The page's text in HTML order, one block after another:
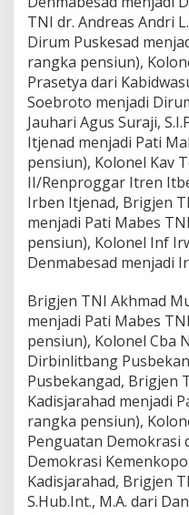
TNI dr. Andreas Andri
Dirum Puskesad
rangka pensiun),
Prasetya dari
Soebroto menjadi
Jauhari Agus Suraji,
Itjenad menjadi Pati
pensiun), Kolonel Kav
II/Renproggar Itren
Irben Itjenad, Brigjen
menjadi Pati Mabes
pensiun), Kolonel Inf
Denmabesad menjadi
Brigjen TNI Akhmad
menjadi Pati Mabes
pensiun), Kolonel Cba
Dirbinlitbang
Pusbekangad, Brigjen
Kadisjarahad menjadi
rangka pensiun),
Penguatan Demokrasi
Demokrasi
Kadisjarahad, Brigjen
S.Hub.Int., M.A. dari